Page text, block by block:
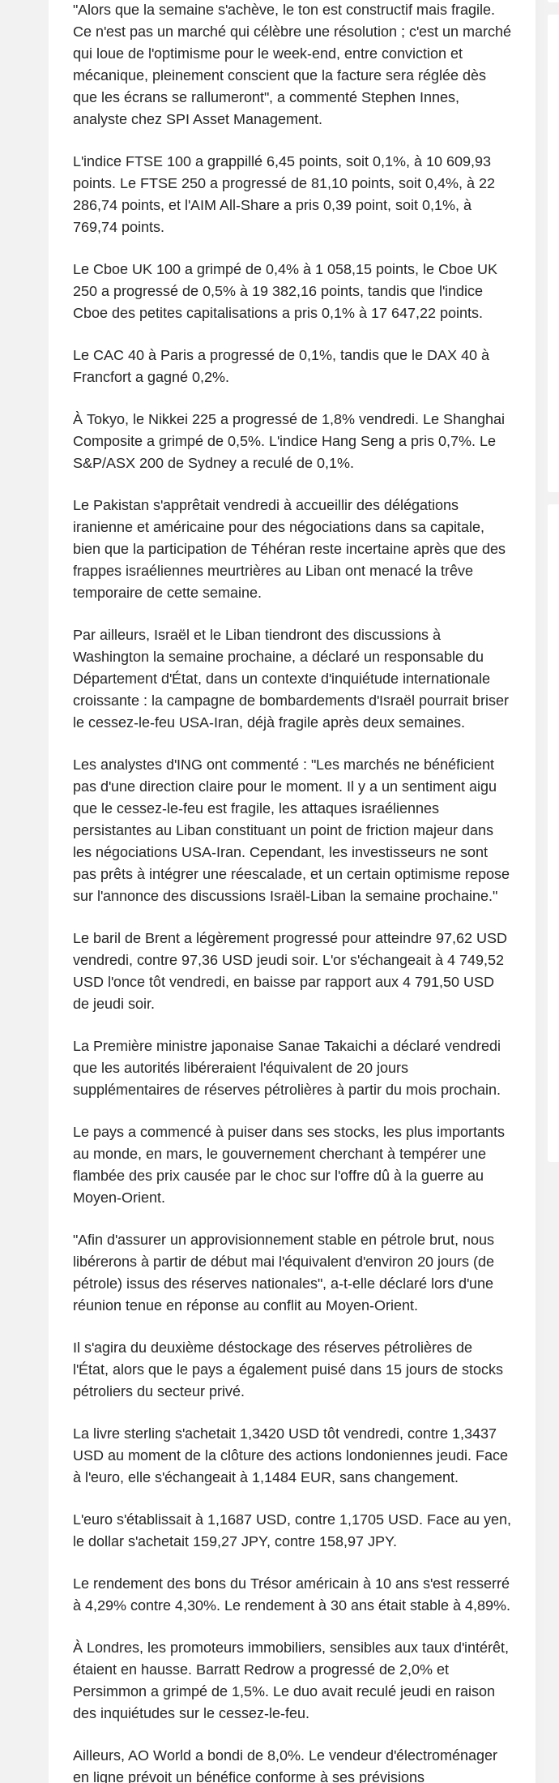
"Alors que la semaine s'achève, le ton est constructif mais fragile.
Ce n'est pas un marché qui célèbre une résolution ; c'est un marché
qui loue de l'optimisme pour le week-end, entre conviction et
mécanique, pleinement conscient que la facture sera réglée dès
que les écrans se rallumeront", a commenté Stephen Innes,
analyste chez SPI Asset Management.
L'indice FTSE 100 a grappillé 6,45 points, soit 0,1%, à 10 609,93
points. Le FTSE 250 a progressé de 81,10 points, soit 0,4%, à 22
286,74 points, et l'AIM All-Share a pris 0,39 point, soit 0,1%, à
769,74 points.
Le Cboe UK 100 a grimpé de 0,4% à 1 058,15 points, le Cboe UK
250 a progressé de 0,5% à 19 382,16 points, tandis que l'indice
Cboe des petites capitalisations a pris 0,1% à 17 647,22 points.
Le CAC 40 à Paris a progressé de 0,1%, tandis que le DAX 40 à
Francfort a gagné 0,2%.
À Tokyo, le Nikkei 225 a progressé de 1,8% vendredi. Le Shanghai
Composite a grimpé de 0,5%. L'indice Hang Seng a pris 0,7%. Le
S&P/ASX 200 de Sydney a reculé de 0,1%.
Le Pakistan s'apprêtait vendredi à accueillir des délégations
iranienne et américaine pour des négociations dans sa capitale,
bien que la participation de Téhéran reste incertaine après que des
frappes israéliennes meurtrières au Liban ont menacé la trêve
temporaire de cette semaine.
Par ailleurs, Israël et le Liban tiendront des discussions à
Washington la semaine prochaine, a déclaré un responsable du
Département d'État, dans un contexte d'inquiétude internationale
croissante : la campagne de bombardements d'Israël pourrait briser
le cessez-le-feu USA-Iran, déjà fragile après deux semaines.
Les analystes d'ING ont commenté : "Les marchés ne bénéficient
pas d'une direction claire pour le moment. Il y a un sentiment aigu
que le cessez-le-feu est fragile, les attaques israéliennes
persistantes au Liban constituant un point de friction majeur dans
les négociations USA-Iran. Cependant, les investisseurs ne sont
pas prêts à intégrer une réescalade, et un certain optimisme repose
sur l'annonce des discussions Israël-Liban la semaine prochaine."
Le baril de Brent a légèrement progressé pour atteindre 97,62 USD
vendredi, contre 97,36 USD jeudi soir. L'or s'échangeait à 4 749,52
USD l'once tôt vendredi, en baisse par rapport aux 4 791,50 USD
de jeudi soir.
La Première ministre japonaise Sanae Takaichi a déclaré vendredi
que les autorités libéreraient l'équivalent de 20 jours
supplémentaires de réserves pétrolières à partir du mois prochain.
Le pays a commencé à puiser dans ses stocks, les plus importants
au monde, en mars, le gouvernement cherchant à tempérer une
flambée des prix causée par le choc sur l'offre dû à la guerre au
Moyen-Orient.
"Afin d'assurer un approvisionnement stable en pétrole brut, nous
libérerons à partir de début mai l'équivalent d'environ 20 jours (de
pétrole) issus des réserves nationales", a-t-elle déclaré lors d'une
réunion tenue en réponse au conflit au Moyen-Orient.
Il s'agira du deuxième déstockage des réserves pétrolières de
l'État, alors que le pays a également puisé dans 15 jours de stocks
pétroliers du secteur privé.
La livre sterling s'achetait 1,3420 USD tôt vendredi, contre 1,3437
USD au moment de la clôture des actions londoniennes jeudi. Face
à l'euro, elle s'échangeait à 1,1484 EUR, sans changement.
L'euro s'établissait à 1,1687 USD, contre 1,1705 USD. Face au yen,
le dollar s'achetait 159,27 JPY, contre 158,97 JPY.
Le rendement des bons du Trésor américain à 10 ans s'est resserré
à 4,29% contre 4,30%. Le rendement à 30 ans était stable à 4,89%.
À Londres, les promoteurs immobiliers, sensibles aux taux d'intérêt,
étaient en hausse. Barratt Redrow a progressé de 2,0% et
Persimmon a grimpé de 1,5%. Le duo avait reculé jeudi en raison
des inquiétudes sur le cessez-le-feu.
Ailleurs, AO World a bondi de 8,0%. Le vendeur d'électroménager
en ligne prévoit un bénéfice conforme à ses prévisions